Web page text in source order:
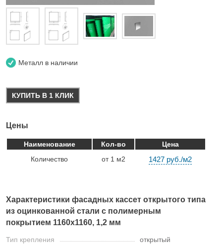
Металл в наличии
КУПИТЬ В 1 КЛИК
Цены
Наименование Кол-во
Цена
Количество
от 1 м2 1427 руб./м2
Характеристики фасадных кассет открытого типа
из оцинкованной стали с полимерным
покрытием 1160х1160, 1,2 мм
Тип крепления
открытый